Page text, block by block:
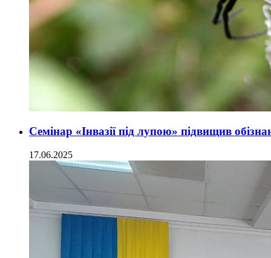
Семінар «Інвазії під лупою» підвищив
17.06.2025